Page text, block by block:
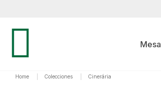
Mesa
Home Colecciones Cinerária